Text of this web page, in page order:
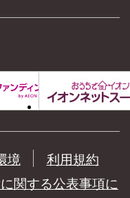
境
利用規約
関する公表事項に